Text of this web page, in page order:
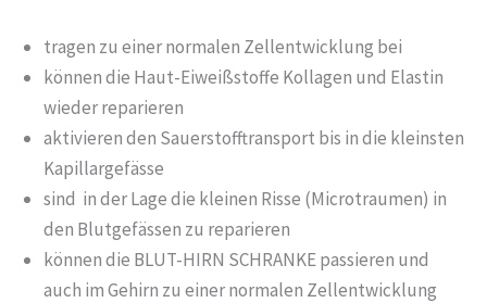
tragen zu einer normalen Zellentwicklung bei
können die Haut-Eiweißstoffe Kollagen und Elastin
wieder reparieren
aktivieren den Sauerstofftransport bis in die kleinsten
Kapillargefässe
sind in der Lage die kleinen Risse (Microtraumen) in
den Blutgefässen zu reparieren
können die BLUT-HIRN SCHRANKE passieren und
auch im Gehirn zu einer normalen Zellentwicklung